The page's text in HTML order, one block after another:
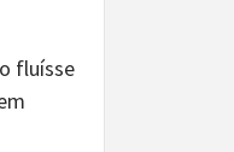
fluísse